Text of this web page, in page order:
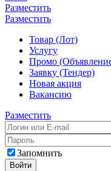
Разместить
Разместить
Товар (Лот)
Услугу
Промо
Заявку (Тендер)
Новая акция
Вакансию
Разместить
Запомнить
Войти